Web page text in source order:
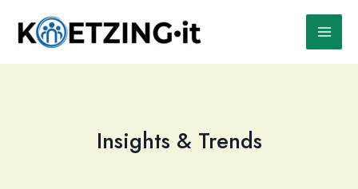
Inhalt
springen
Insights & Trends